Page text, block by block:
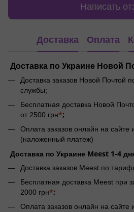
Написать
Доставка Оплата
Доставка по Украине Новой
Доставка заказов Новой Почтой
службы;
Бесплатная доставка Новой
от 2500 грн*;
Оплата заказов онлайн на сайте
(наложенный платеж)
Доставка по Украине Meest 1-4
Доставка заказов Meest по
Бесплатная доставка Meest при
2000 грн*;
Оплата заказов онлайн на сайте